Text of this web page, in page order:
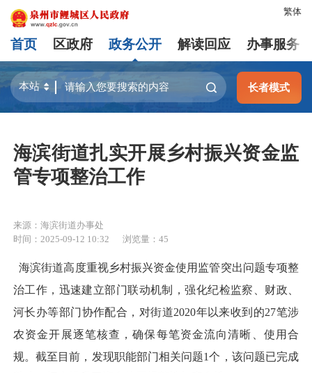
繁体
首页 区政府 政务公开 解读回应 办事服务
长者模式
海滨街道扎实开展乡村振兴资金监
管专项整治工作
来源：海滨街道办事处
时间：2025-09-12 10:32
浏览量： 45
海滨街道高度重视乡村振兴资金使用监管突出问题专项整
治工作，迅速建立部门联动机制，强化纪检监察、财政、
河长办等部门协作配合，对街道2020年以来收到的27笔涉
农资金开展逐笔核查，确保每笔资金流向清晰、使用合
规。截至目前，发现职能部门相关问题1个，该问题已完成